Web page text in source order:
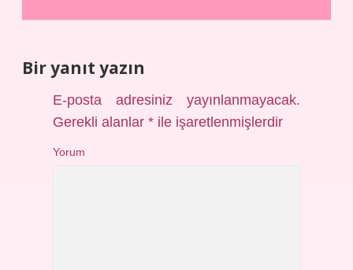
Bir yanıt yazın
E-posta adresiniz yayınlanmayacak.
Gerekli alanlar* ile işaretlenmişlerdir
Yorum